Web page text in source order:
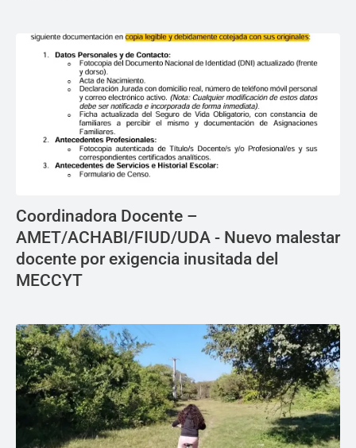
Coordinadora Docente –
AMET/ACHABI/FIUD/UDA - Nuevo malestar
docente por exigencia inusitada del
MECCYT